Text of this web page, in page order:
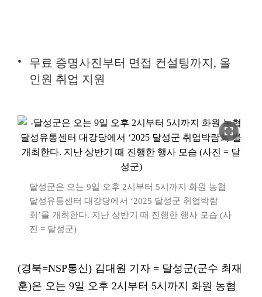
무료 증명사진부터 면접 컨설팅까지, 올
인원 취업 지원
fullscreen
달성군은 오는 9일 오후 2시부터 5시까지 화원 농협
달성유통센터 대강당에서 ‘2025 달성군 취업박람
회’를 개최한다. 지난 상반기 때 진행한 행사 모습 (사
진 = 달성군)
(경북=NSP통신) 김대원 기자 = 달성군(군수 최재
훈)은 오는 9일 오후 2시부터 5시까지 화원 농협